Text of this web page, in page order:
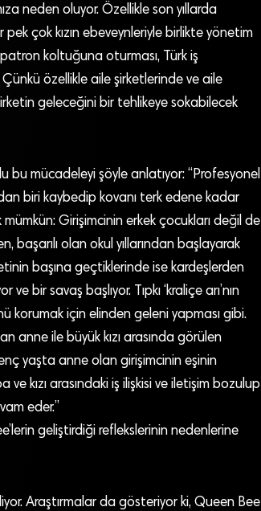
neden oluyor. Özellikle son yıllarda
pek çok kızın ebeveynleriyle birlikte yönetim
koltuğuna oturması, Türk iş
Çünkü özellikle aile şirketlerinde ve aile
geleceğini bir tehlikeye sokabilecek
bu mücadeleyi şöyle anlatıyor: “Profesyonel
biri kaybedip kovanı terk edene kadar
Girişimcinin erkek çocukları değil de
başarılı olan okul yıllarından başlayarak
başına geçtiklerinde ise kardeşlerden
bir savaş başlıyor. Tıpkı ‘kraliçe arı’nın
korumak için elinden geleni yapması gibi.
anne ile büyük kızı arasında görülen
yaşta anne olan girişimcinin eşinin
kızı arasındaki iş ilişkisi ve iletişim bozulup
eder.”
geliştirdiği reflekslerinin nedenlerine
Araştırmalar da gösteriyor ki, Queen Bee